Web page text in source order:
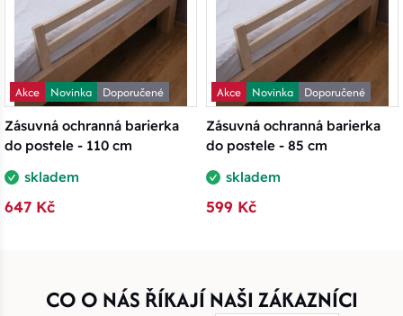
Akce Novinka
Doporučené
Zásuvná ochranná barierka
do postele - 110 cm
skladem
647 Kč
Akce Novinka
Doporučené
Zásuvná ochranná barierka
do postele - 85 cm
skladem
599 Kč
CO O NÁS ŘÍKAJÍ NAŠI ZÁKAZNÍCI